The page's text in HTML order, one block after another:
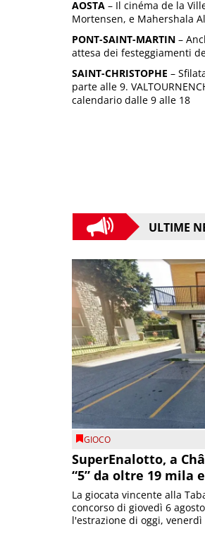
AOSTA – Il cinéma de la
Mortensen, e Mahershala
PONT-SAINT-MARTIN –
attesa dei festeggiamenti
SAINT-CHRISTOPHE –
parte alle 9.
calendario dalle 9 alle 18
ULTIME
GIOCO
SuperEnalotto, a
“5” da oltre 19 mila
La giocata vincente alla
concorso di giovedì 6
l'estrazione di oggi,